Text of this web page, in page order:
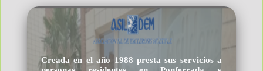
Creada en el año 1988 presta sus servicios a